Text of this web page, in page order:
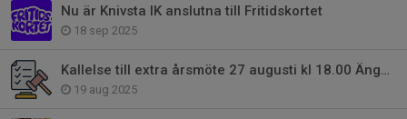
Nu är Knivsta IK anslutna till Fritidskortet
18 sep 2025
Kallelse till extra årsmöte 27 augusti kl 18.00 Ängby Park
19 aug 2025